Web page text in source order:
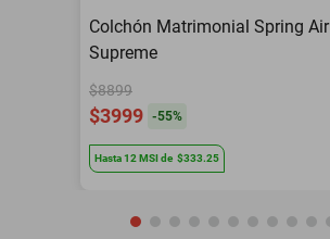
Colchón Matrimonial Spring Air
Supreme
$8899
$3999 -55%
Hasta12 MSIde $333.25